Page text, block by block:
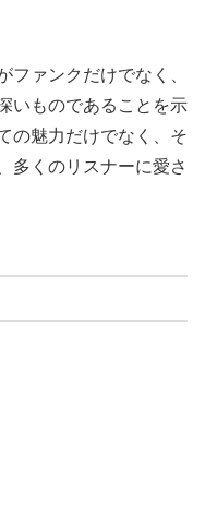
ファンクだけでなく、
いものであることを示
の魅力だけでなく、そ
多くのリスナーに愛さ